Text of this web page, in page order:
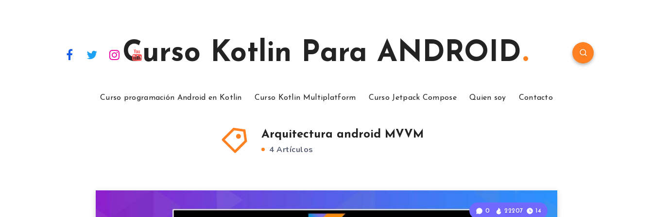
Curso Kotlin Para ANDROID
Curso programación Android en Kotlin Curso Kotlin Multiplatform Curso Jetpack Compose Quien soy Contacto
Arquitectura android MVVM
4 Artículos
0 22207 14